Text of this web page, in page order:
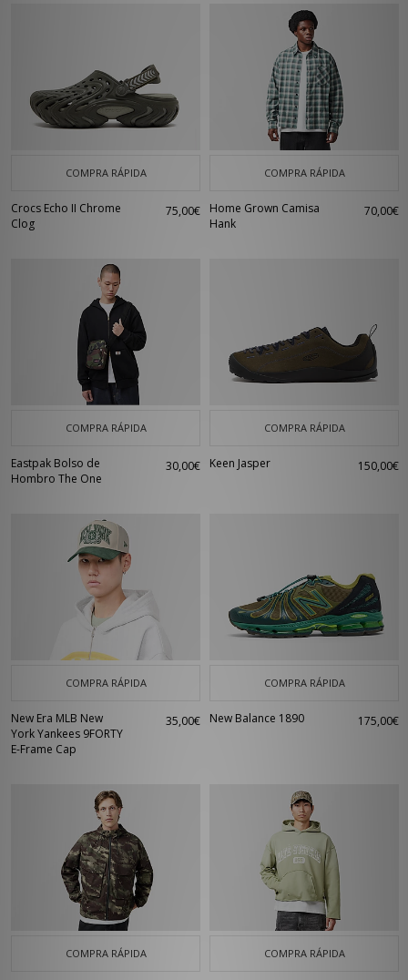
COMPRA RÁPIDA
Crocs Echo II Chrome
Clog
75,00€
COMPRA RÁPIDA
Home Grown Camisa
Hank
70,00€
COMPRA RÁPIDA
Eastpak Bolso de
Hombro The One
30,00€
COMPRA RÁPIDA
Keen Jasper 150,00€
COMPRA RÁPIDA
New Era MLB New
York Yankees 9FORTY
E-Frame Cap
35,00€
COMPRA RÁPIDA
New Balance 1890 175,00€
COMPRA RÁPIDA COMPRA RÁPIDA